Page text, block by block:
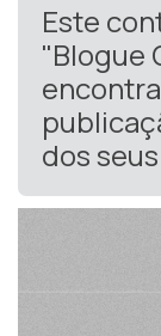
Este
"Blogue
dos